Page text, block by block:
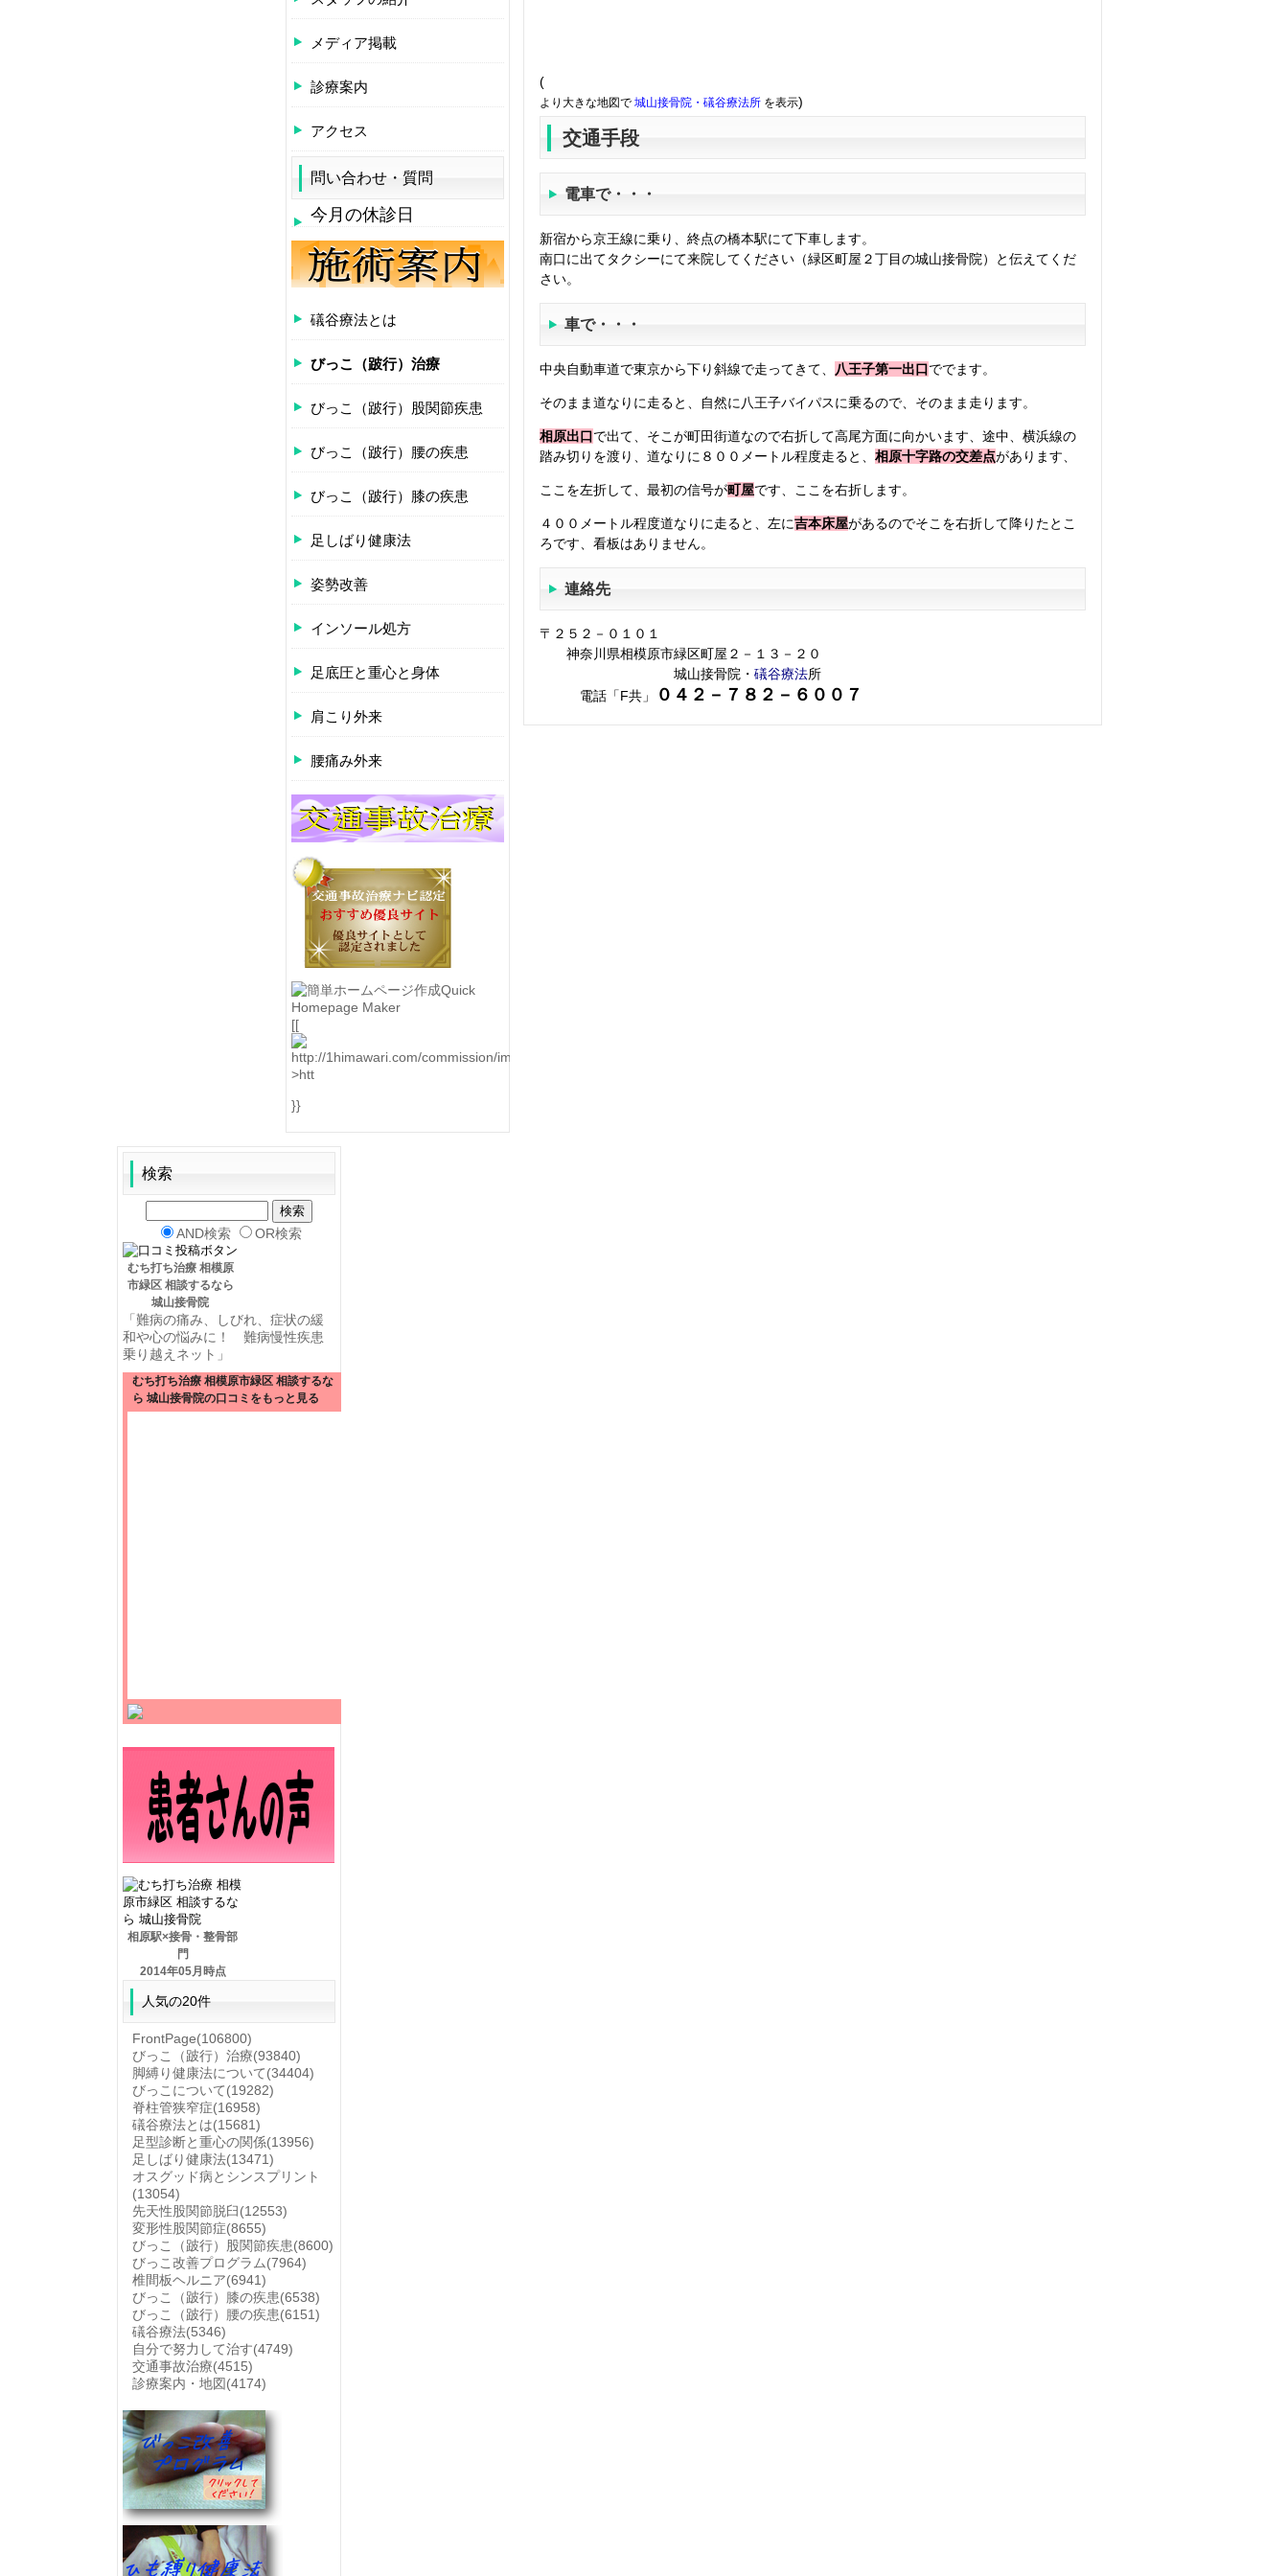
(
より大きな地図で 城山接骨院・礒谷療法所を表示)
交通手段
電車で・・・
新宿から京王線に乗り、終点の橋本駅にて下車します。
南口に出てタクシーにて来院してください（緑区町屋２丁目の城山接骨院）と伝えてくだ
さい。
車で・・・
中央自動車道で東京から下り斜線で走ってきて、 八王子第一出口ででます。
そのまま道なりに走ると、自然に八王子バイパスに乗るので、そのまま走ります。
相原出口で出て、そこが町田街道なので右折して高尾方面に向かいます、途中、横浜線の
踏み切りを渡り、道なりに８００メートル程度走ると、 相原十字路の交差点があります、
ここを左折して、最初の信号が町屋です、ここを右折します。
４００メートル程度道なりに走ると、左に吉本床屋があるのでそこを右折して降りたとこ
ろです、看板はありません。
連絡先
〒２５２－０１０１
神奈川県相模原市緑区町屋２－１３－２０
城山接骨院・ 礒谷療法所
電話「F共」
０４２－７８２－６００７
メディア掲載
診療案内
アクセス
問い合わせ・質問
今月の休診日
礒谷療法とは
びっこ（跛行）治療
びっこ（跛行）股関節疾患
びっこ（跛行）腰の疾患
びっこ（跛行）膝の疾患
足しばり健康法
姿勢改善
インソール処方
足底圧と重心と身体
肩こり外来
腰痛み外来
[[
>htt
}}
検索
AND検索 OR検索
むち打ち治療 相模原
市緑区 相談するなら
城山接骨院
「難病の痛み、しびれ、症状の緩
和や心の悩みに！ 難病慢性疾患
乗り越えネット」
むち打ち治療 相模原市緑区 相談するな
ら 城山接骨院の口コミをもっと見る
相原駅×接骨・整骨部
門
2014年05月時点
人気の20件
FrontPage(106800)
びっこ（跛行）治療(93840)
脚縛り健康法について(34404)
びっこについて(19282)
脊柱管狭窄症(16958)
礒谷療法とは(15681)
足型診断と重心の関係(13956)
足しばり健康法(13471)
オスグッド病とシンスプリント
(13054)
先天性股関節脱臼(12553)
変形性股関節症(8655)
びっこ（跛行）股関節疾患(8600)
びっこ改善プログラム(7964)
椎間板ヘルニア(6941)
びっこ（跛行）膝の疾患(6538)
びっこ（跛行）腰の疾患(6151)
礒谷療法(5346)
自分で努力して治す(4749)
交通事故治療(4515)
診療案内・地図(4174)